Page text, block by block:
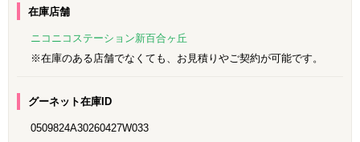
在庫店舗
ニコニコステーション新百合ヶ丘
※在庫のある店舗でなくても、お見積りやご契約が可能です。
グーネット在庫ID
0509824A30260427W033